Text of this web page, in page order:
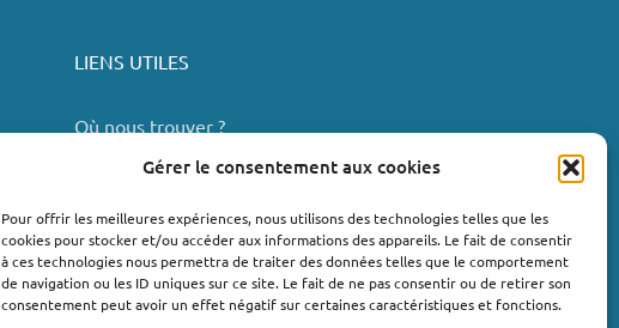
Gérer le consentement aux cookies
Pour offrir les meilleures expériences, nous utilisons des technologies telles que les
cookies pour stocker et/ou accéder aux informations des appareils. Le fait de consentir
à ces technologies nous permettra de traiter des données telles que le comportement
de navigation ou les ID uniques sur ce site. Le fait de ne pas consentir ou de retirer son
consentement peut avoir un effet négatif sur certaines caractéristiques et fonctions.
LIENS UTILES
Où nous trouver ?
Valréas
Le Teil
Lachapelle-sous-Aubenas